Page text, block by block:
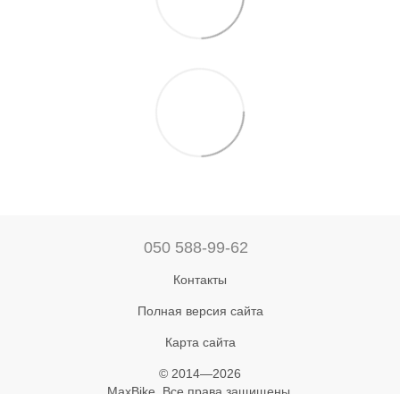
050 588-99-62
Контакты
Полная версия сайта
Карта сайта
© 2014—2026
MaxBike. Все права защищены.